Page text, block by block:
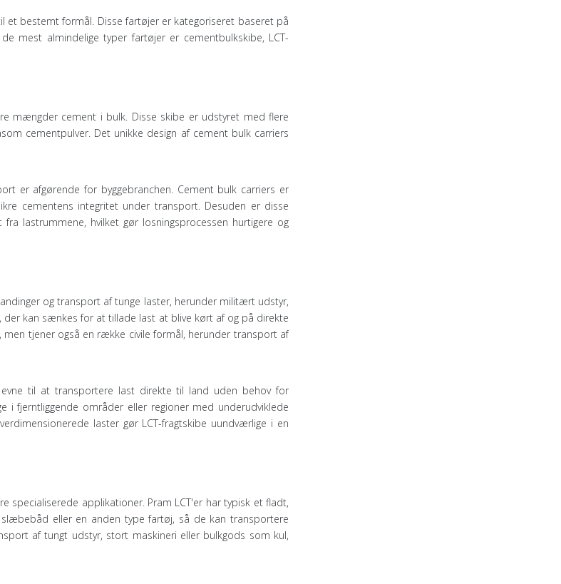
et bestemt formål. Disse fartøjer er kategoriseret baseret på
mest almindelige typer fartøjer er cementbulkskibe, LCT-
mængder cement i bulk. Disse skibe er udstyret med flere
cementpulver. Det unikke design af cement bulk carriers
er afgørende for byggebranchen. Cement bulk carriers er
cementens integritet under transport. Desuden er disse
lastrummene, hvilket gør losningsprocessen hurtigere og
og transport af tunge laster, herunder militært udstyr,
kan sænkes for at tillade last at blive kørt af og på direkte
tjener også en række civile formål, herunder transport af
til at transportere last direkte til land uden behov for
fjerntliggende områder eller regioner med underudviklede
laster gør LCT-fragtskibe uundværlige i en
specialiserede applikationer. Pram LCT'er har typisk et fladt,
eller en anden type fartøj, så de kan transportere
af tungt udstyr, stort maskineri eller bulkgods som kul,